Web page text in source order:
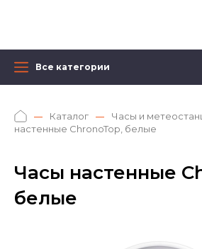
Все категории
Каталог Часы и
настенные ChronoTop, белые
Часы настенные
белые